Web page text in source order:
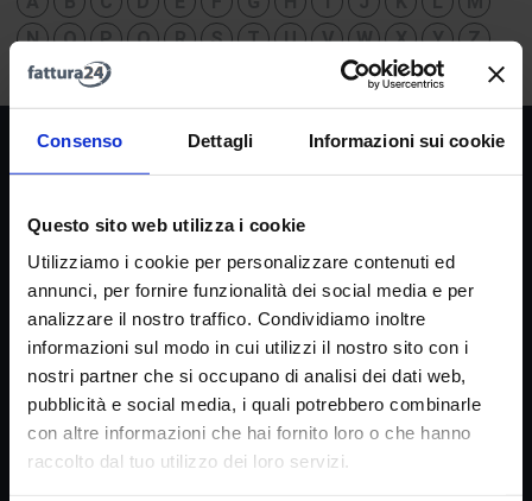
Consenso Dettagli Informazioni sui cookie
Questo sito web utilizza i cookie
Utilizziamo i cookie per personalizzare contenuti ed
annunci, per fornire funzionalità dei social media e per
analizzare il nostro traffico. Condividiamo inoltre
informazioni sul modo in cui utilizzi il nostro sito con i
nostri partner che si occupano di analisi dei dati web,
pubblicità e social media, i quali potrebbero combinarle
con altre informazioni che hai fornito loro o che hanno
raccolto dal tuo utilizzo dei loro servizi.
N
O P Q R S T U V W X Y Z
Società
Dicono di noi
FAQ
Fattura24 srl
Via B. Croce 19, Roma (Italia)
P.IVA IT11359591002
Informazioni